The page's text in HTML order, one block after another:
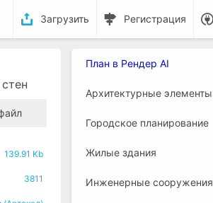
Загрузить Регистрация
139.91 Kb
3811
План в Рендер AI
Архитектурные элементы
Городское планирование
Жилые здания
Инженерные сооружения